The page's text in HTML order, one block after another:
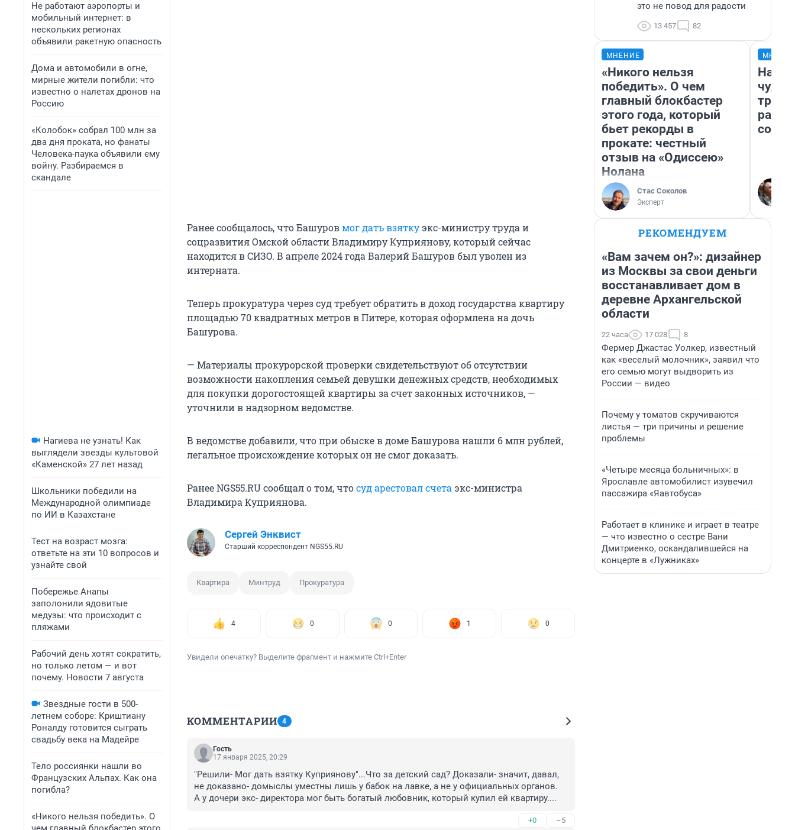
Не работают аэропорты и
мобильный интернет: в
нескольких регионах
объявили ракетную опасность
Дома и автомобили в огне,
мирные жители погибли: что
известно о налетах дронов на
Россию
«Колобок» собрал 100 млн за
два дня проката, но фанаты
Человека-паука объявили ему
войну. Разбираемся в
скандале
Нагиева не узнать! Как
выглядели звезды культовой
«Каменской» 27 лет назад
Школьники победили на
Международной олимпиаде
по ИИ в Казахстане
Тест на возраст мозга:
ответьте на эти 10 вопросов и
узнайте свой
Побережье Анапы
заполонили ядовитые
медузы: что происходит с
пляжами
Рабочий день хотят сократить,
но только летом — и вот
почему. Новости 7 августа
Звездные гости в 500-
летнем соборе: Криштиану
Роналду готовится сыграть
свадьбу века на Мадейре
Тело россиянки нашли во
Французских Альпах. Как она
погибла?
«Никого нельзя победить». О
Ранее сообщалось, что Башуровмог дать взяткуэкс-министру труда и
соцразвития Омской области Владимиру Куприянову, который сейчас
находится в СИЗО. В апреле 2024 года Валерий Башуров был уволен из
интерната.
Теперь прокуратура через суд требует обратить в доход государства квартиру
площадью 70 квадратных метров в Питере, которая оформлена на дочь
Башурова.
— Материалы прокурорской проверки свидетельствуют об отсутствии
возможности накопления семьей девушки денежных средств, необходимых
для покупки дорогостоящей квартиры за счет законных источников, —
уточнили в надзорном ведомстве.
В ведомстве добавили, что при обыске в доме Башурова нашли 6 млн рублей,
легальное происхождение которых он не смог доказать.
Ранее NGS55.RU сообщал о том, чтосуд арестовал счета экс-министра
Владимира Куприянова.
Сергей Энквист
Старший корреспондент NGS55.RU
Квартира Минтруд Прокуратура
4 0 0 1 0
Увидели опечатку? Выделите фрагмент и нажмите Ctrl+Enter
КОММЕНТАРИИ 4
Гость
17 января 2025, 20:29
"Решили- Мог дать взятку Куприянову"...Что за детский сад? Доказали- значит, давал,
не доказано- домыслы уместны лишь у бабок на лавке, а не у официальных органов.
А у дочери экс- директора мог быть богатый любовник, который купил ей квартиру....
+0 –5
это не повод для радости
13 457 82
МНЕНИЕ
«Никого нельзя
победить». О чем
главный блокбастер
этого года, который
бьет рекорды в
прокате: честный
отзыв на «Одиссею»
Нолана
Стас Соколов
Эксперт
РЕКОМЕНДУЕМ
«Вам зачем он?»: дизайнер
из Москвы за свои деньги
восстанавливает дом в
деревне Архангельской
области
22 часа 17 028 8
Фермер Джастас Уолкер, известный
как «веселый молочник», заявил что
его семью могут выдворить из
России — видео
Почему у томатов скручиваются
листья — три причины и решение
проблемы
«Четыре месяца больничных»: в
Ярославле автомобилист изувечил
пассажира «Яавтобуса»
Работает в клинике и играет в театре
— что известно о сестре Вани
Дмитриенко, оскандалившейся на
концерте в «Лужниках»